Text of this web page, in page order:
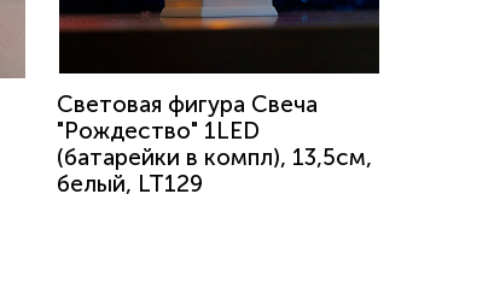
Световая фигура Свеча
"Рождество" 1LED
(батарейки в компл), 13,5см,
белый, LT129